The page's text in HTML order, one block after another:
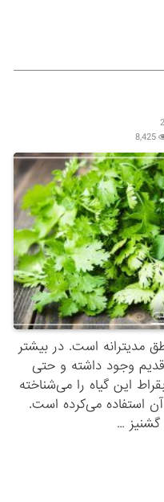
8,425
مدیترانه است. در بیشتر
قدیم وجود داشته و حتی
این گیاه را می‌شناخته
استفاده می‌کرده است.
…